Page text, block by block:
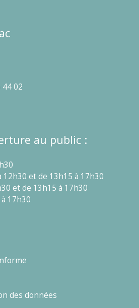
02
au public :
et de 13h15 à 17h30
et de 13h15 à 17h30
17h30
des données